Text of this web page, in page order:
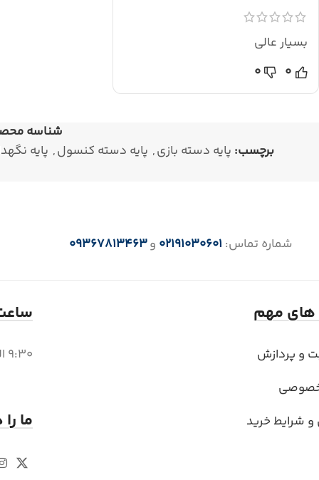
بسیار عالی
0
0
شناسه
برچسب: پایه دسته بازی, پایه دسته کنسول, پایه
شماره تماس: 02191030601 و09367813463
9:30 الی 18 (6 بعد از ظهر)
ما
های مهم
و پردازش
و شرایط خرید